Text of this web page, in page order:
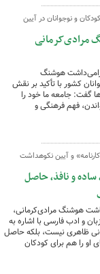
و نوجوانان در آیین
مرادی‌کرمانی
گرامی‌داشت هوشنگ
کشور با تأکید بر نقش
گفت: جامعه ما خود را
فهم فرهنگی و
و آیین نکوهداشت
و نافذ، حاصل
هوشنگ مرادی‌کرمانی،
و ادب فارسی با اشاره به
ظاهری نیست، بلکه حاصل
را هم برای کودکان